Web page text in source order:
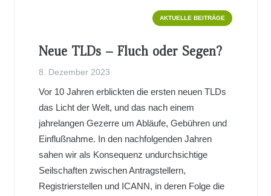
AKTUELLE BEITRÄGE
Neue TLDs – Fluch oder Segen?
8. Dezember 2023
Vor 10 Jahren erblickten die ersten neuen TLDs
das Licht der Welt, und das nach einem
jahrelangen Gezerre um Abläufe, Gebühren und
Einflußnahme. In den nachfolgenden Jahren
sahen wir als Konsequenz undurchsichtige
Seilschaften zwischen Antragstellern,
Registrierstellen und ICANN, in deren Folge die